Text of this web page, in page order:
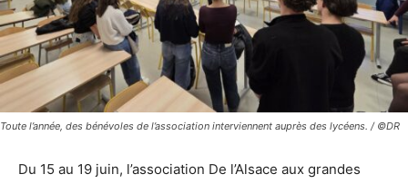
Toute l’année, des bénévoles de l’association interviennent auprès des lycéens. / ©DR
Du 15 au 19 juin, l’association De l’Alsace aux grandes